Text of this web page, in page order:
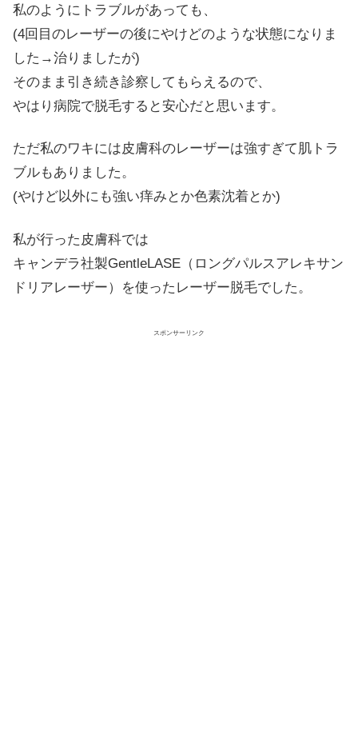
私のようにトラブルがあっても、
(4回目のレーザーの後にやけどのような状態になりま
した→治りましたが)
そのまま引き続き診察してもらえるので、
やはり病院で脱毛すると安心だと思います。
ただ私のワキには皮膚科のレーザーは強すぎて肌トラ
ブルもありました。
(やけど以外にも強い痒みとか色素沈着とか)
私が行った皮膚科では
キャンデラ社製GentleLASE（ロングパルスアレキサン
ドリアレーザー）を使ったレーザー脱毛でした。
スポンサーリンク